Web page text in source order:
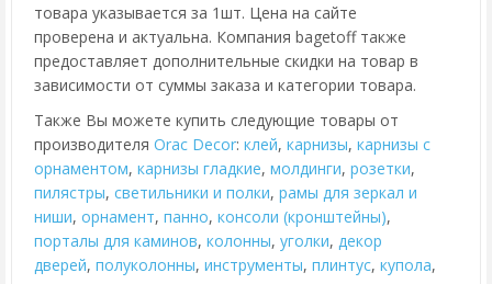
товара указывается за 1шт. Цена на сайте
проверена и актуальна. Компания bagetoff также
предоставляет дополнительные скидки на товар в
зависимости от суммы заказа и категории товара.
Также Вы можете купить следующие товары от
производителя Orac Decor: клей, карнизы, карнизы с
орнаментом, карнизы гладкие, молдинги, розетки,
пилястры, cветильники и полки, рамы для зеркал и
ниши, орнамент, панно, консоли (кронштейны),
порталы для каминов, колонны, уголки, декор
дверей, полуколонны, инструменты, плинтус, купола,